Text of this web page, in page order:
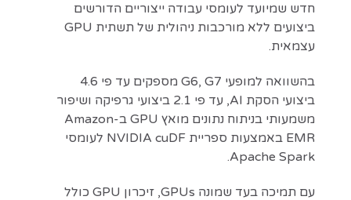
חדש שמיועד לעומסי עבודה ייצוריים הדורשים
ביצועים ללא מורכבות ניהולית של תשתית GPU
עצמאית.
בהשוואה למופעי G6, G7 מספקים עד פי 4.6
ביצועי הסקת AI, עד פי 2.1 ביצועי גרפיקה ושיפור
משמעותי בניתוח נתונים מואץ GPU ב-Amazon
EMR באמצעות ספריית NVIDIA cuDF לעומסי
Apache Spark.
עם תמיכה בעד שמונה GPUs, זיכרון GPU כולל